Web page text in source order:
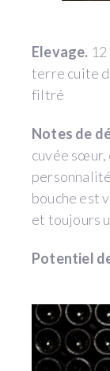
Elevage.
terre cuite
filtré
Notes de
cuvée
bouche est
et toujours
Potentiel